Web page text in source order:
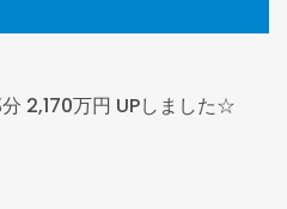
2,170万円 UPしました☆